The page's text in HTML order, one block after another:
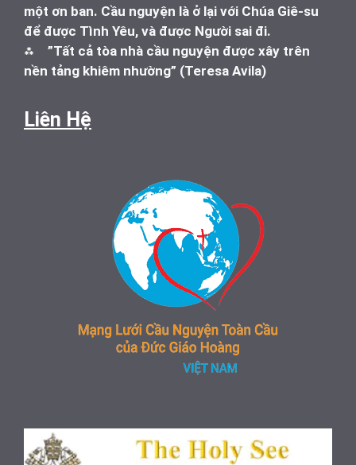
một ơn ban. Cầu nguyện là ở lại với Chúa Giê-su
để được Tình Yêu, và được Người sai đi.
⁂ ”Tất cả tòa nhà cầu nguyện được xây trên
nền tảng khiêm nhường” (Teresa Avila)
Liên Hệ